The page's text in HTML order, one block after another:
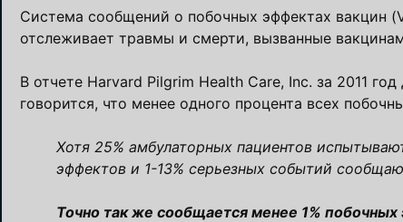
Система сообщений о побочных эффектах вакцин
отслеживает травмы и смерти, вызванные
В отчете Harvard Pilgrim Health Care, Inc. за 2011
говорится, что менее одного процента всех
Хотя 25% амбулаторных пациентов
эффектов и 1-13% серьезных событий
Точно так же сообщается менее 1%